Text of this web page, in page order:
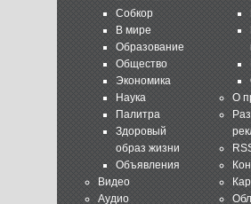
Собкор
В мире
Образование
Общество
Экономика
Наука
Палитра
Здоровый
образ жизни
Объявления
Видео
Аудио
О